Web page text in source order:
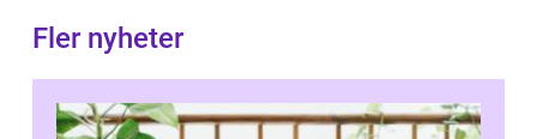
Fler nyheter